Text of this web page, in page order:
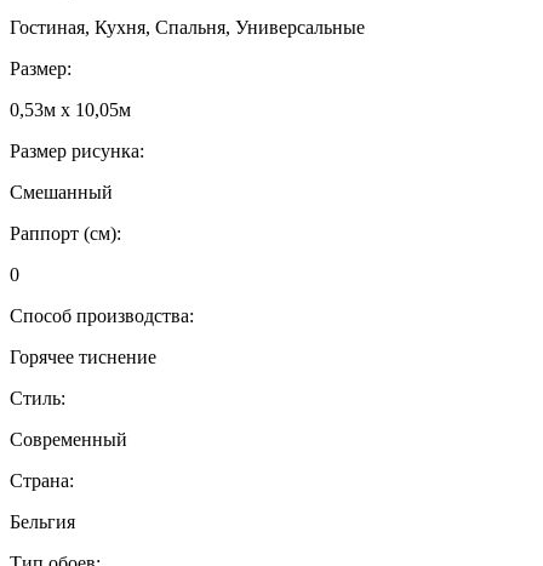
Гостиная, Кухня, Спальня, Универсальные
Размер:
0,53м x 10,05м
Размер рисунка:
Смешанный
Раппорт (см):
0
Способ производства:
Горячее тиснение
Стиль:
Современный
Страна:
Бельгия